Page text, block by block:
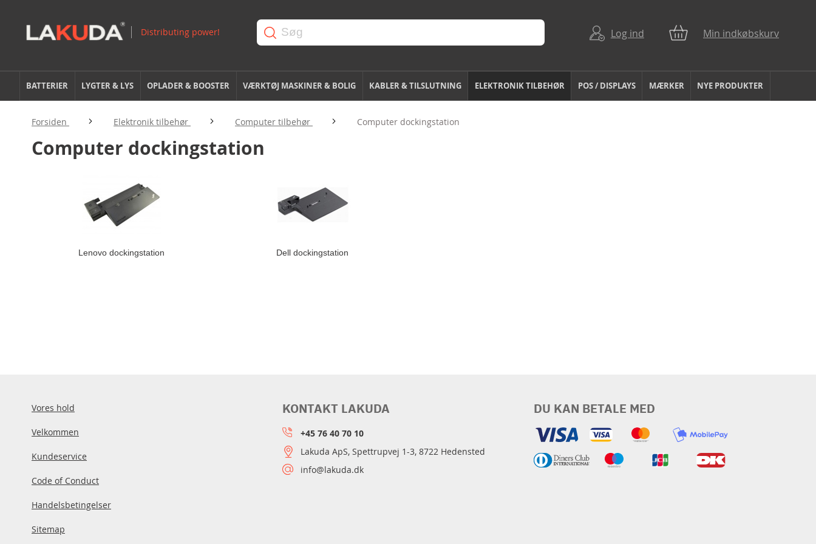
Log ind Min indkøbskurv
BATTERIER LYGTER & LYS OPLADER & BOOSTER VÆRKTØJ MASKINER & BOLIG KABLER & TILSLUTNING ELEKTRONIK TILBEHØR POS / DISPLAYS MÆRKER NYE PRODUKTER
Forsiden Elektronik tilbehør Computer tilbehør Computer dockingstation
Computer dockingstation
Lenovo dockingstation Dell dockingstation
Vores hold
Velkommen
Kundeservice
Code of Conduct
Handelsbetingelser
Sitemap
DU KAN BETALE MED
KONTAKT LAKUDA
+45 76 40 70 10
Lakuda ApS, Spettrupvej 1-3, 8722 Hedensted
info@lakuda.dk